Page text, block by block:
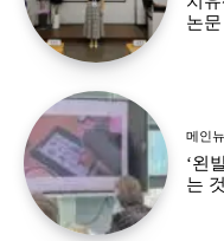
논
메인
‘왼
는